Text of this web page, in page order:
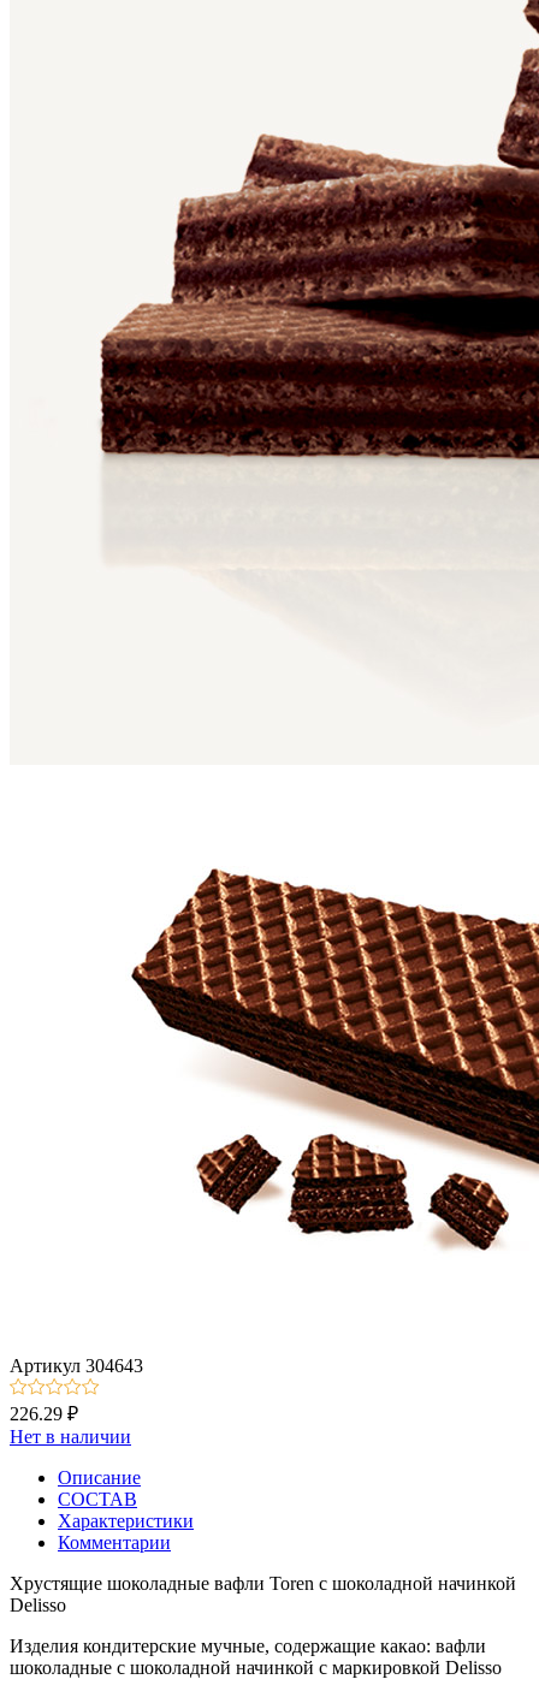
Артикул 304643
226.29 ₽
Нет в наличии
Описание
СОСТАВ
Характеристики
Комментарии
Хрустящие шоколадные вафли Toren с шоколадной начинкой
Delisso
Изделия кондитерские мучные, содержащие какао: вафли
шоколадные с шоколадной начинкой c маркировкой Delisso